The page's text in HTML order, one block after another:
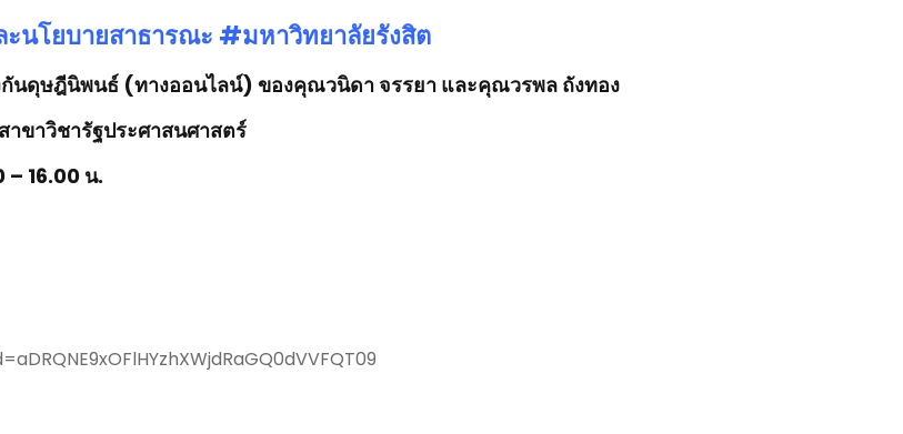
ะนโยบายสาธารณะ #มหาวิทยาลัยรังสิต
นดุษฎีนิพนธ์ (ทางออนไลน์) ของคุณวนิดา จรรยา และคุณวรพล ถังทอง
าวิชารัฐประศาสนศาสตร์
– 16.00 น.